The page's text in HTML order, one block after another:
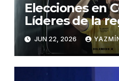
Elecciones en
Líderes de la
Unidos felicitan
de la Espriella
preliminar.
JUN 22, 2026